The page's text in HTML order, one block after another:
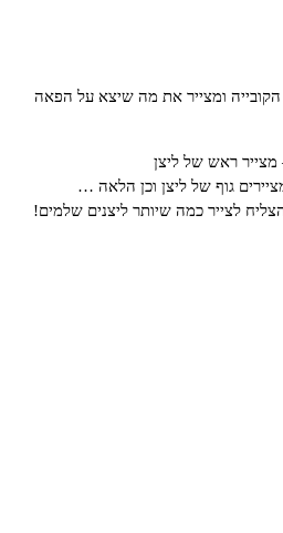
את מה שיצא על הפאה
ליצן
ליצן וכן הלאה …
שיותר ליצנים שלמים!